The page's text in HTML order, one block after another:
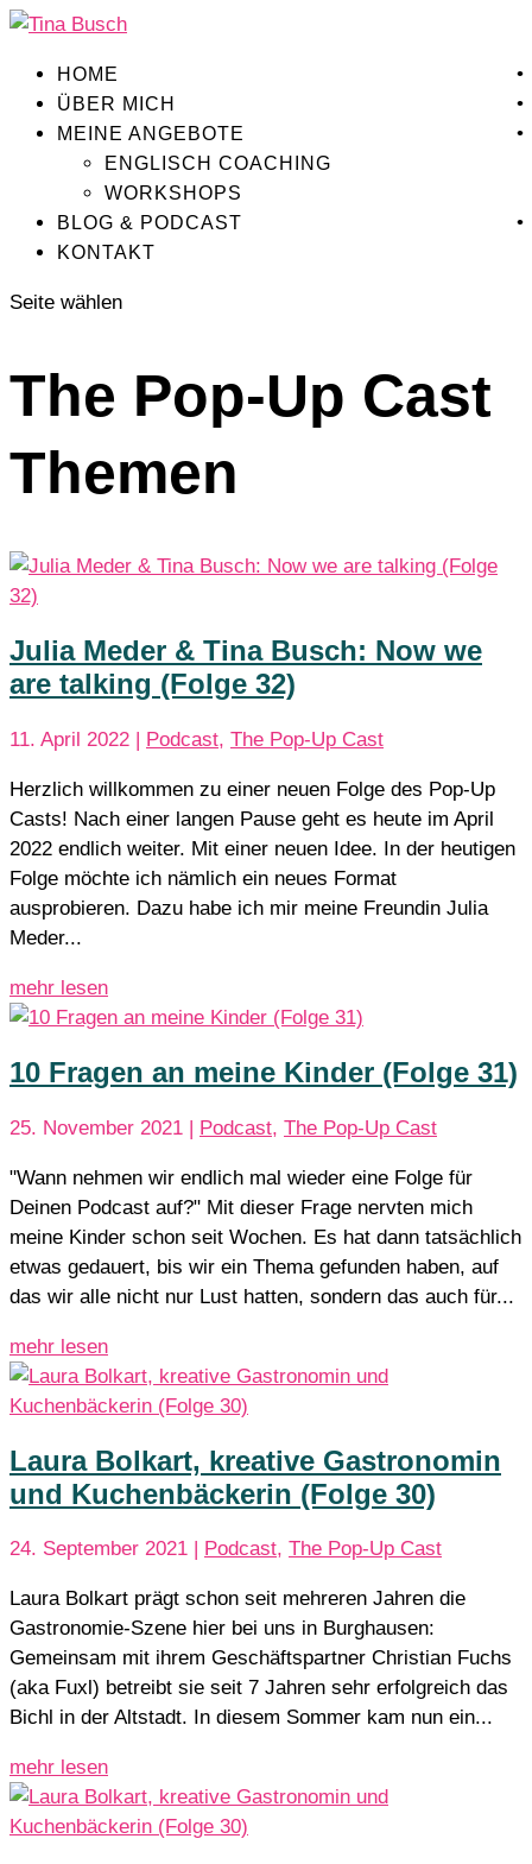
HOME
ÜBER MICH
MEINE ANGEBOTE
ENGLISCH COACHING
WORKSHOPS
BLOG & PODCAST
KONTAKT
Seite wählen
The Pop-Up Cast
Themen
Julia Meder & Tina Busch: Now we
are talking (Folge 32)
11. April 2022 | Podcast, The Pop-Up Cast
Herzlich willkommen zu einer neuen Folge des Pop-Up
Casts! Nach einer langen Pause geht es heute im April
2022 endlich weiter. Mit einer neuen Idee. In der heutigen
Folge möchte ich nämlich ein neues Format
ausprobieren. Dazu habe ich mir meine Freundin Julia
Meder...
mehr lesen
10 Fragen an meine Kinder (Folge 31)
25. November 2021 | Podcast, The Pop-Up Cast
"Wann nehmen wir endlich mal wieder eine Folge für
Deinen Podcast auf?" Mit dieser Frage nervten mich
meine Kinder schon seit Wochen. Es hat dann tatsächlich
etwas gedauert, bis wir ein Thema gefunden haben, auf
das wir alle nicht nur Lust hatten, sondern das auch für...
mehr lesen
Laura Bolkart, kreative Gastronomin
und Kuchenbäckerin (Folge 30)
24. September 2021 Podcast, The Pop-Up Cast
Laura Bolkart prägt schon seit mehreren Jahren die
Gastronomie-Szene hier bei uns in Burghausen:
Gemeinsam mit ihrem Geschäftspartner Christian Fuchs
(aka Fuxl) betreibt sie seit 7 Jahren sehr erfolgreich das
Bichl in der Altstadt. In diesem Sommer kam nun ein...
mehr lesen